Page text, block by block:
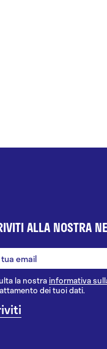
ALLA NOSTRA
la nostrainformativa
dei tuoi dati.